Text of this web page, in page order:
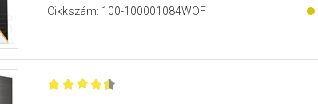
Cikkszám: 100-100001084WOF